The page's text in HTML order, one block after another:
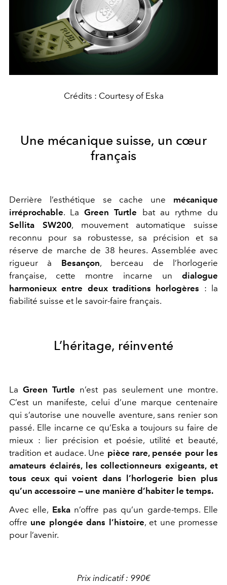
Crédits : Courtesy of Eska
Une mécanique suisse, un cœur
français
Derrière l’esthétique se cache une mécanique
irréprochable. LaGreen Turtle bat au rythme du
Sellita SW200, mouvement automatique suisse
reconnu pour sa robustesse, sa précision et sa
réserve de marche de 38 heures. Assemblée avec
rigueur à Besançon, berceau de l’horlogerie
française, cette montre incarne un dialogue
harmonieux entre deux traditions horlogères : la
fiabilité suisse et le savoir-faire français.
L’héritage, réinventé
LaGreen Turtle n’est pas seulement une montre.
C’est un manifeste, celui d’une marque centenaire
qui s’autorise une nouvelle aventure, sans renier son
passé. Elle incarne ce qu’Eska a toujours su faire de
mieux : lier précision et poésie, utilité et beauté,
tradition et audace. Une pièce rare, pensée pour les
amateurs éclairés, les collectionneurs exigeants, et
tous ceux qui voient dans l’horlogerie bien plus
qu’un accessoire — une manière d’habiter le temps.
Avec elle, Eskan’offre pas qu’un garde-temps. Elle
offre une plongée dans l’histoire, et une promesse
pour l’avenir.
Prix indicatif : 990€